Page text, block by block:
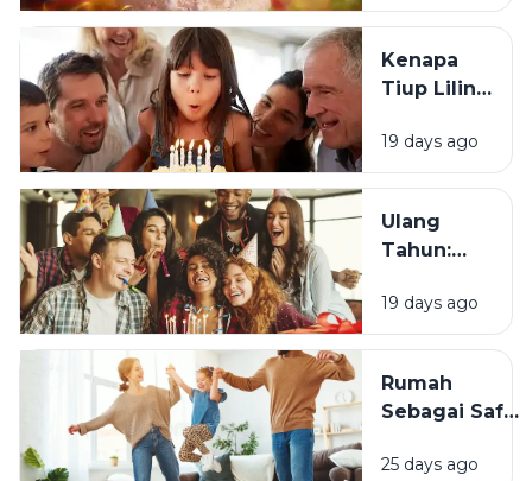
Berawal?
Kenapa
Tiup Lilin
Tradisi
Saat Ulang
19 days ago
Ulang
Tahun:
Momen
Bertambah
Terasa
Istimewa?
19 days ago
Rumah
Sebagai Safe
Mengapa
25 days ago